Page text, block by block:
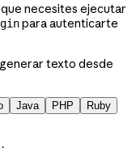
necesites ejecutar
para autenticarte
texto desde
Java PHP Ruby